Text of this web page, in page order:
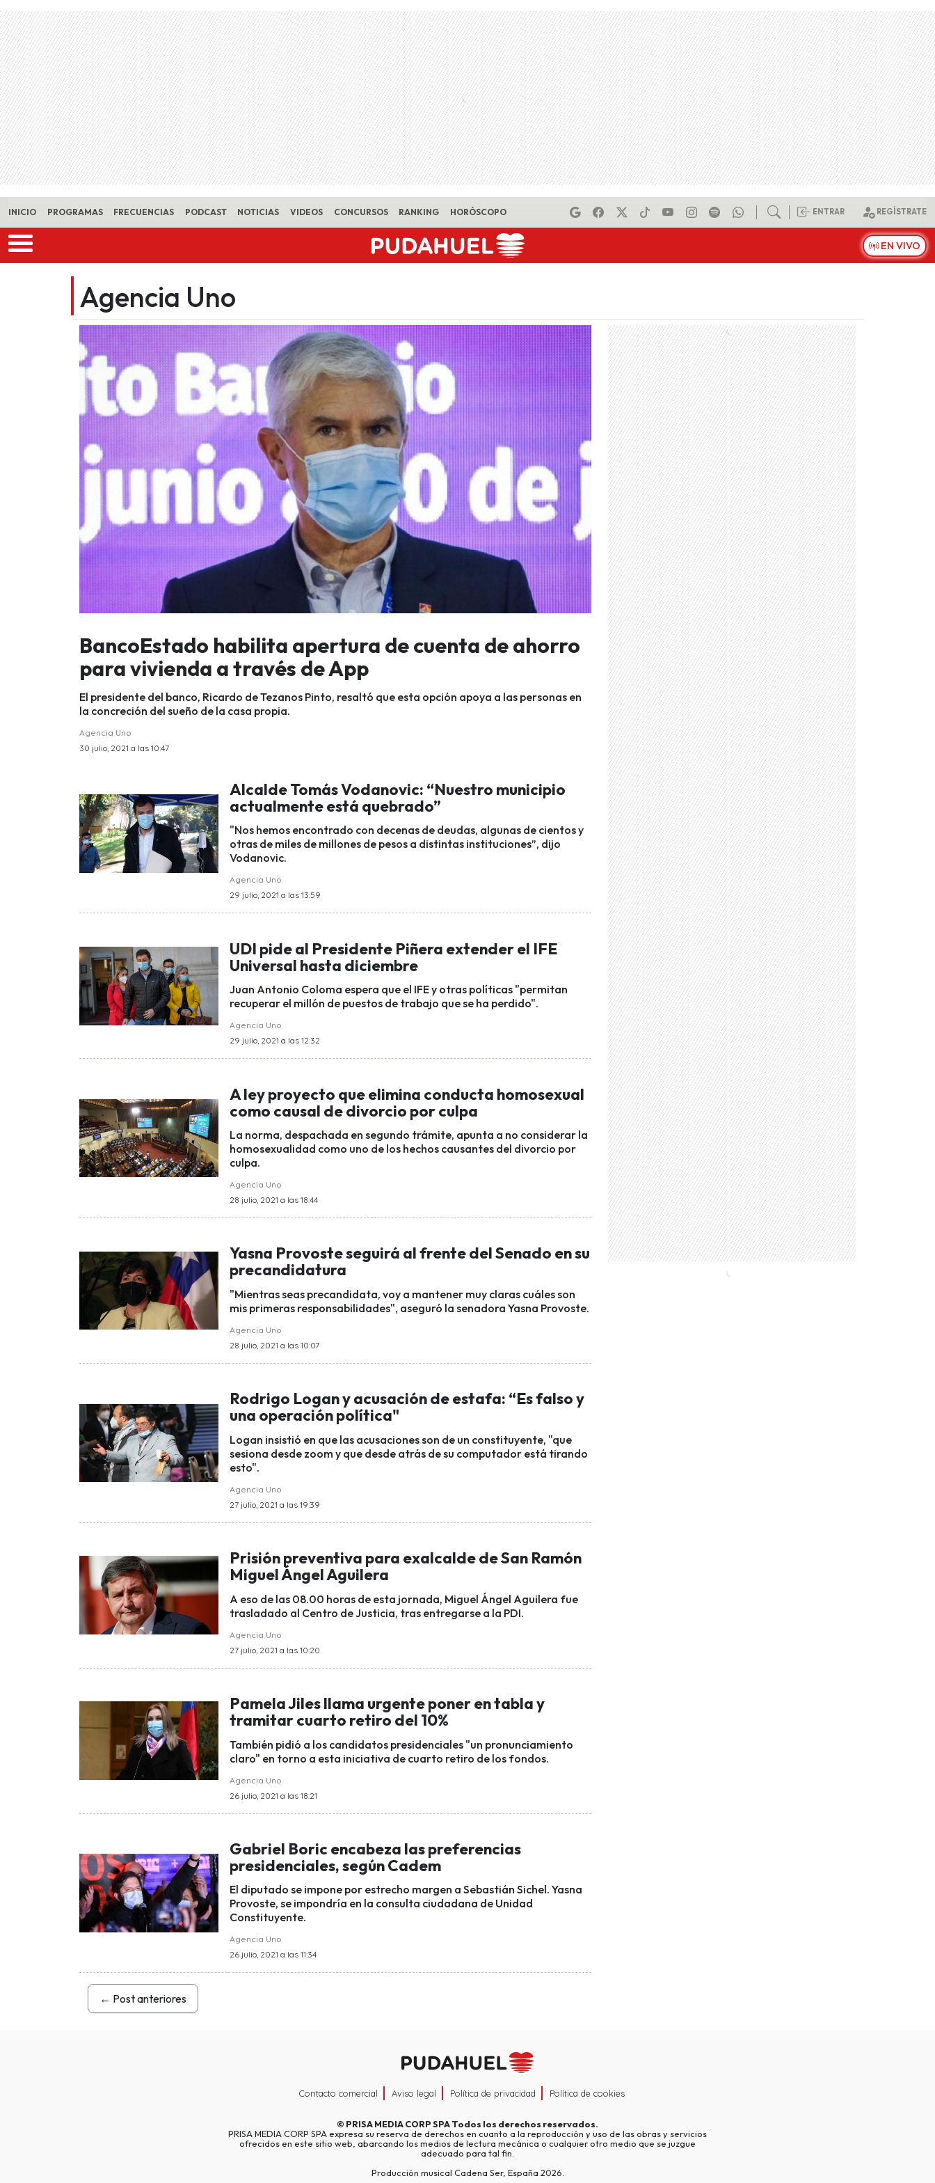
Skip to main content
INICIO PROGRAMAS FRECUENCIAS PODCAST NOTICIAS VIDEOS CONCURSOS RANKING HORÓSCOPO ENTRAR REGÍSTRATE
EN VIVO
Agencia Uno
BancoEstado habilita apertura de cuenta de ahorro
para vivienda a través de App
El presidente del banco, Ricardo de Tezanos Pinto, resaltó que esta opción apoya a las personas en
la concreción del sueño de la casa propia.
Agencia Uno
30 julio, 2021 a las 10:47
Alcalde Tomás Vodanovic: “Nuestro municipio
actualmente está quebrado”
"Nos hemos encontrado con decenas de deudas, algunas de cientos y
otras de miles de millones de pesos a distintas instituciones”, dijo
Vodanovic.
Agencia Uno
29 julio, 2021 a las 13:59
UDI pide al Presidente Piñera extender el IFE
Universal hasta diciembre
Juan Antonio Coloma espera que el IFE y otras políticas "permitan
recuperar el millón de puestos de trabajo que se ha perdido".
Agencia Uno
29 julio, 2021 a las 12:32
A ley proyecto que elimina conducta homosexual
como causal de divorcio por culpa
La norma, despachada en segundo trámite, apunta a no considerar la
homosexualidad como uno de los hechos causantes del divorcio por
culpa.
Agencia Uno
28 julio, 2021 a las 18:44
Yasna Provoste seguirá al frente del Senado en su
precandidatura
"Mientras seas precandidata, voy a mantener muy claras cuáles son
mis primeras responsabilidades", aseguró la senadora Yasna Provoste.
Agencia Uno
28 julio, 2021 a las 10:07
Rodrigo Logan y acusación de estafa: “Es falso y
una operación política"
Logan insistió en que las acusaciones son de un constituyente, "que
sesiona desde zoom y que desde atrás de su computador está tirando
esto".
Agencia Uno
27 julio, 2021 a las 19:39
Prisión preventiva para exalcalde de San Ramón
Miguel Ángel Aguilera
A eso de las 08.00 horas de esta jornada, Miguel Ángel Aguilera fue
trasladado al Centro de Justicia, tras entregarse a la PDI.
Agencia Uno
27 julio, 2021 a las 10:20
Pamela Jiles llama urgente poner en tabla y
tramitar cuarto retiro del 10%
También pidió a los candidatos presidenciales "un pronunciamiento
claro" en torno a esta iniciativa de cuarto retiro de los fondos.
Agencia Uno
26 julio, 2021 a las 18:21
Gabriel Boric encabeza las preferencias
presidenciales, según Cadem
El diputado se impone por estrecho margen a Sebastián Sichel. Yasna
Provoste, se impondría en la consulta ciudadana de Unidad
Constituyente.
Agencia Uno
26 julio, 2021 a las 11:34
← Post anteriores
Contacto comercial Aviso legal Política de privacidad Política de cookies
© PRISA MEDIA CORP SPATodos los derechos reservados.
PRISA MEDIA CORP SPA expresa su reserva de derechos en cuanto a la reproducción y uso de las obras y servicios
ofrecidos en este sitio web, abarcando los medios de lectura mecánica o cualquier otro medio que se juzgue
adecuado para tal fin.
Producción musical Cadena Ser, España 2026.